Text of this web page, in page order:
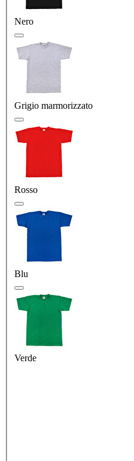
Nero
Grigio marmorizzato
Rosso
Blu
Verde